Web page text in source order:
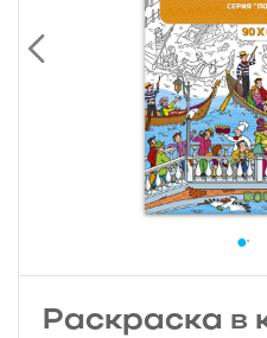
Раскраска в